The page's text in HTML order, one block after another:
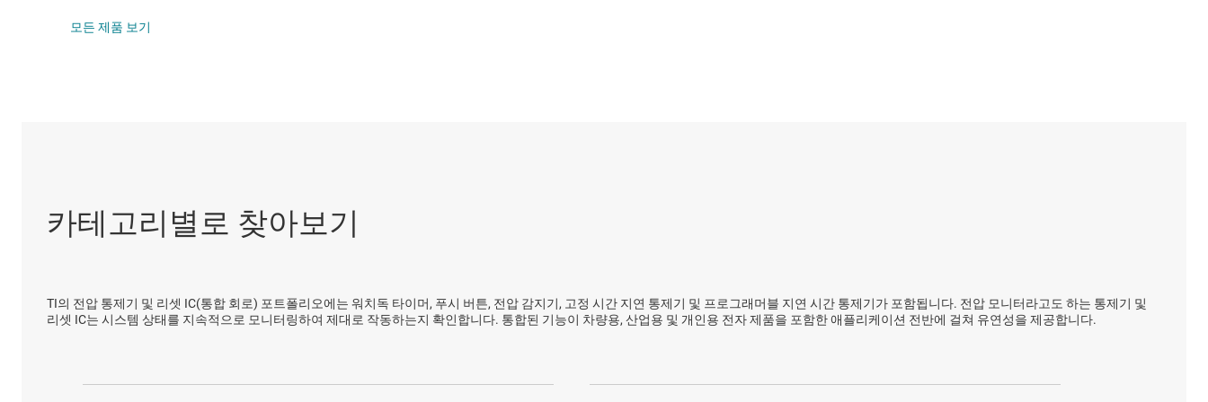
모든 제품 보기
카테고리별로 찾아보기
TI의 전압 통제기 및 리셋 IC(통합 회로) 포트폴리오에는 워치독 타이머, 푸시 버튼, 전압 감지기, 고정 시간 지연 통제기 및 프로그래머블 지연 시간 통제기가 포함됩니다. 전압 모니터라고도 하는 통제기 및
리셋 IC는 시스템 상태를 지속적으로 모니터링하여 제대로 작동하는지 확인합니다. 통합된 기능이 차량용, 산업용 및 개인용 전자 제품을 포함한 애플리케이션 전반에 걸쳐 유연성을 제공합니다.